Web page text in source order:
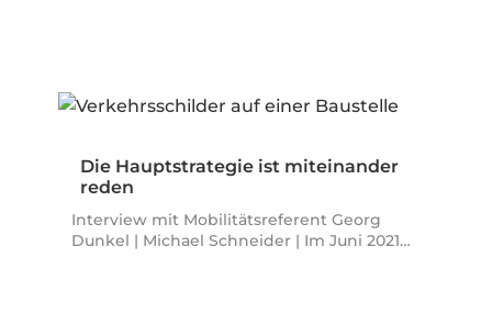
Die Hauptstrategie ist miteinander
reden
Interview mit Mobilitätsreferent Georg
Dunkel | Michael Schneider | Im Juni 2021…